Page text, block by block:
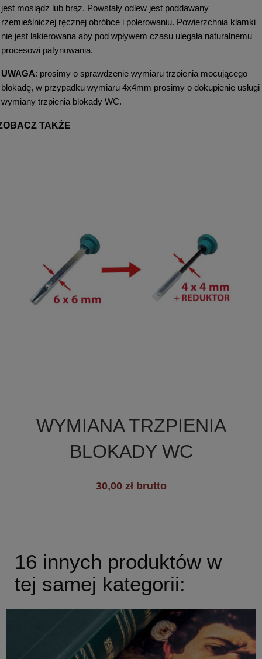
jest mosiądz lub brąz. Powstały odlew jest poddawany
rzemieślniczej ręcznej obróbce i polerowaniu. Powierzchnia klamki
nie jest lakierowana aby pod wpływem czasu ulegała naturalnemu
procesowi patynowania.
UWAGA: prosimy o sprawdzenie wymiaru trzpienia mocującego
blokadę, w przypadku wymiaru 4x4mm prosimy o dokupienie usługi
wymiany trzpienia blokady WC.
TAKŻE

WYMIANA TRZPIENIA
BLOKADY WC
30,00 zł brutto
16 innych produktów w
tej samej kategorii: